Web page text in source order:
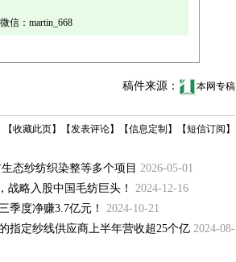
信：martin_668
稿件来源： 本网专稿
【短信订阅 】
【信息定制 】
【发表评论】
【收藏此页】
态纱纺织染整等多个项目 2026-05-01
战略入股中国毛纺巨头！
2024-12-16
季度净赚3.7亿元！
2024-10-21
指定纱线供应商上半年营收超25个亿 2024-08-